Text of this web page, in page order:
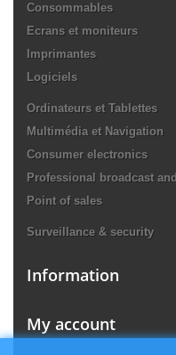
Consommables
Ecrans et moniteurs
Imprimantes
Logiciels
Ordinateurs et Tablettes
Multimédia et Navigation
Consumer electronics
Professional broadcast
Point of sales
Surveillance & security
Information
My account